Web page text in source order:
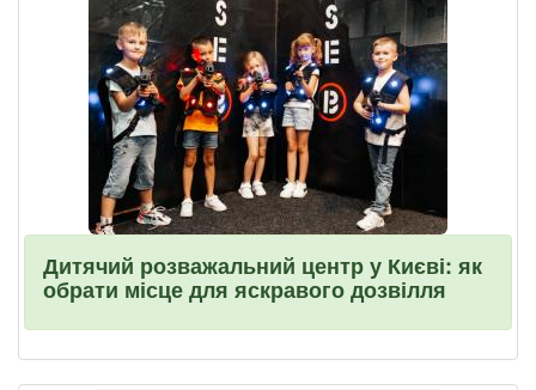
Дитячий розважальний центр у Києві: як
обрати місце для яскравого дозвілля